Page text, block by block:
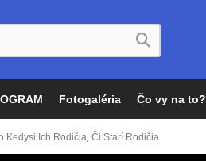
Fotogaléria Čo vy na to?
Kedysi Ich Rodičia, Či Starí Rodičia